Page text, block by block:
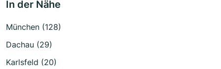
In der Nähe
München (128)
Dachau (29)
Karlsfeld (20)